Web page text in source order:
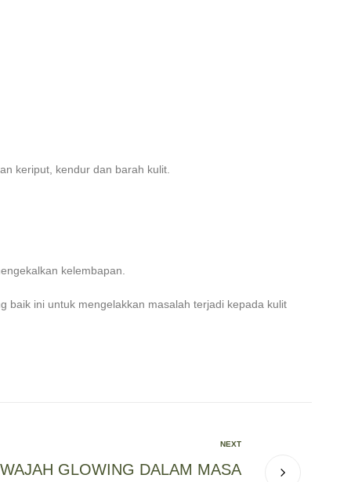
keriput, kendur dan barah kulit.
kelembapan.
baik ini untuk mengelakkan masalah terjadi kepada kulit
NEXT
GLOWING DALAM MASA